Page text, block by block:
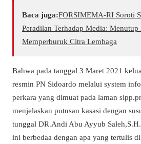
Baca juga:​FORSIMEMA-RI Soroti
Peradilan Terhadap Media:
Memperburuk Citra Lembaga
Bahwa pada tanggal 3 Maret 2021
resmin PN Sidoardo melalui system
perkara yang dimuat pada laman
menjelaskan putusan kasasi dengan
tunggal DR.Andi Abu Ayyub
ini berbedaa dengan apa yang tertulis